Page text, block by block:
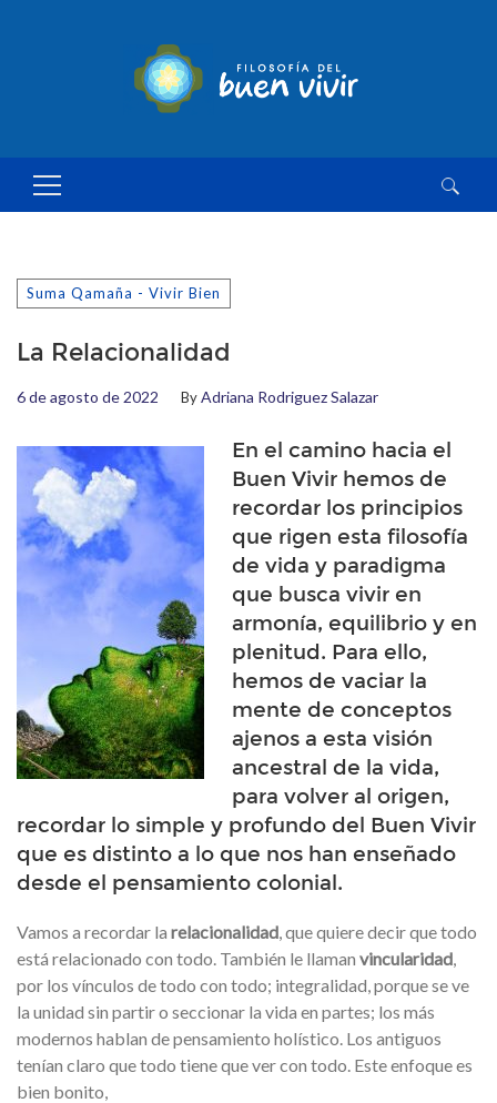
Buscar:
Suma Qamaña - Vivir Bien
La Relacionalidad
6 de agosto de 2022 ByAdriana Rodriguez Salazar
En el camino hacia el
Buen Vivir hemos de
recordar los principios
que rigen esta filosofía
de vida y paradigma
que busca vivir en
armonía, equilibrio y en
plenitud. Para ello,
hemos de vaciar la
mente de conceptos
ajenos a esta visión
ancestral de la vida,
para volver al origen,
recordar lo simple y profundo del Buen Vivir
que es distinto a lo que nos han enseñado
desde el pensamiento colonial.
Vamos a recordar la relacionalidad, que quiere decir que todo
está relacionado con todo. También le llaman vincularidad,
por los vínculos de todo con todo; integralidad, porque se ve
la unidad sin partir o seccionar la vida en partes; los más
modernos hablan de pensamiento holístico. Los antiguos
tenían claro que todo tiene que ver con todo. Este enfoque es
bien bonito,